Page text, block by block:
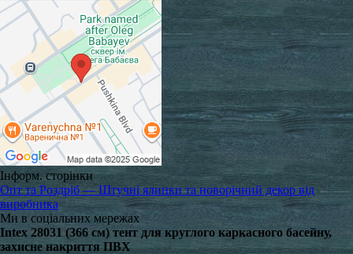
Інформ. сторінки
Опт та Роздріб — Штучні ялинки та новорічний декор від
виробника
Ми в соціальних мережах
Intex 28031 (366 см) тент для круглого каркасного басейну,
захисне накриття ПВХ